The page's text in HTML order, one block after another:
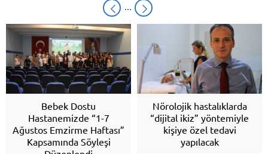
Nörolojik hastalıklarda
“dijital ikiz” yöntemiyle
kişiye özel tedavi
yapılacak
Sağlıkta Güç Birliği: Yeni
Açılan Şehir Hastanesinde
Kapsamlı Sterilizasyon
Eğitimi